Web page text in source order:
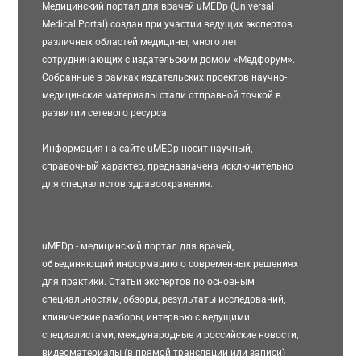
Медицинский портал для врачей uMEDp (Universal
Medical Portal) создан при участии ведущих экспертов
различных областей медицины, много лет
сотрудничающих с издательским домом «Медфорум».
Собранные в рамках издательских проектов научно-
медицинские материалы стали отправной точкой в
развитии сетевого ресурса.
Информация на сайте uMEDp носит научный,
справочный характер, предназначена исключительно
для специалистов здравоохранения.
uMEDp - медицинский портал для врачей,
объединяющий информацию о современных решениях
для практики. Статьи экспертов по основным
специальностям, обзоры, результаты исследований,
клинические разборы, интервью с ведущими
специалистами, международные и российские новости,
видеоматериалы (в прямой трансляции или записи)